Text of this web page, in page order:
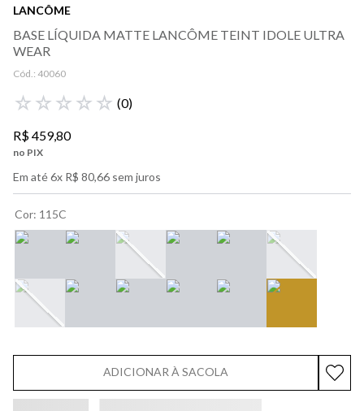
Wear
LANCÔME
BASE LÍQUIDA MATTE LANCÔME TEINT IDOLE ULTRA
WEAR
Cód.: 40060
☆ ☆ ☆ ☆ ☆ (0)
R$459,80
no PIX
Em até6x R$ 80,66 sem juros
Cor: 115C
ADICIONAR À SACOLA